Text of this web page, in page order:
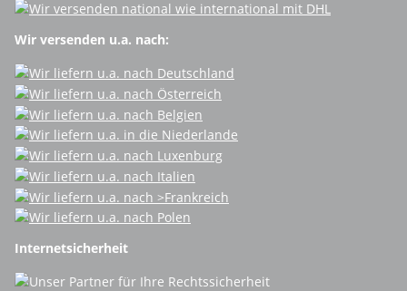
Wir versenden u.a. nach:
Internetsicherheit